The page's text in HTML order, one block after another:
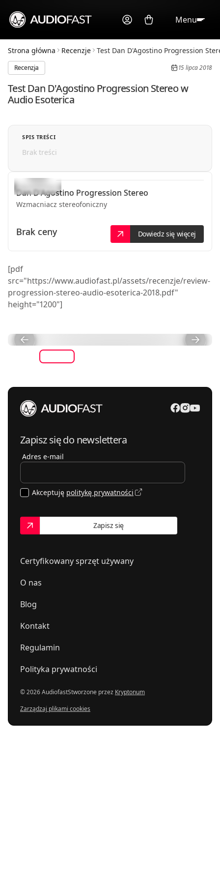
Menu
Strona główna Recenzje Test Dan D'Agostino Progression
SPIS TREŚCI
Brak treści
Dan D'Agostino Progression Stereo
Wzmacniacz stereofoniczny
Brak ceny Dowiedz się więcej
Recenzja 15 lipca 2018
Test Dan D'Agostino Progression Stereo w
Audio Esoterica
[pdf
src="https://www.audiofast.pl/assets/recenzje/review-
progression-stereo-audio-esoterica-2018.pdf"
height="1200"]
Certyfikowany sprzęt używany
O nas
Blog
Kontakt
Regulamin
Polityka prywatności
© 2026 AudiofastStworzone przez Kryptonum
Zarządzaj plikami cookies
Zapisz się do newslettera
Adres e-mail
Akceptuję politykę prywatności
Zapisz się